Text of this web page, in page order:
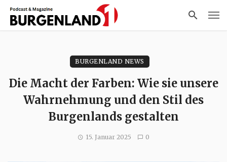
BURGENLAND NEWS
Die Macht der Farben: Wie sie unsere
Wahrnehmung und den Stil des
Burgenlands gestalten
15. Januar 2025 0